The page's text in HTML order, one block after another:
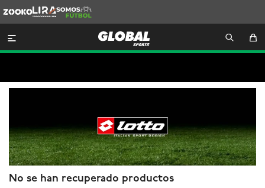
Lira
Somos
Futbol

No se han recuperado productos